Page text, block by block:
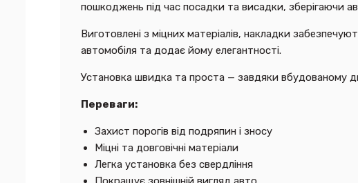
пошкоджень під час посадки та висадки, зберігаючи
Виготовлені з міцних матеріалів, накладки
автомобіля та додає йому елегантності.
Установка швидка та проста — завдяки вбудованому
Переваги:
Захист порогів від подряпин і зносу
Міцні та довговічні матеріали
Легка установка без свердління